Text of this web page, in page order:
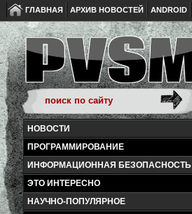
ГЛАВНАЯ АРХИВ НОВОСТЕЙ ANDROID
НОВОСТИ
ПРОГРАММИРОВАНИЕ
ИНФОРМАЦИОННАЯ БЕЗОПАСНОСТЬ
ЭТО ИНТЕРЕСНО
НАУЧНО-ПОПУЛЯРНОЕ